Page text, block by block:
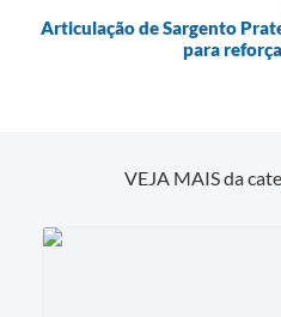
Articulação de Sargento
para
VEJA MAIS da